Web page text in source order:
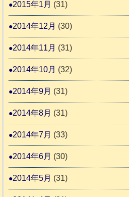
2015年1月 (31)
2014年12月 (30)
2014年11月 (31)
2014年10月 (32)
2014年9月 (31)
2014年8月 (31)
2014年7月 (33)
2014年6月 (30)
2014年5月 (31)